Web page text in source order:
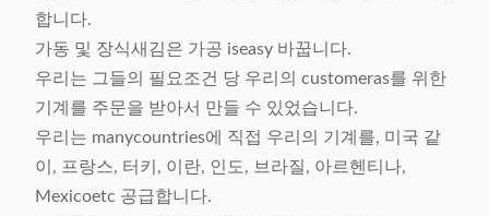
합니다.
가동 및 장식새김은 가공 iseasy 바꿉니다.
우리는 그들의 필요조건 당 우리의 customeras를 위한
기계를 주문을 받아서 만들 수 있었습니다.
우리는 manycountries에 직접 우리의 기계를, 미국 같
이, 프랑스, 터키, 이란, 인도, 브라질, 아르헨티나,
Mexicoetc 공급합니다.